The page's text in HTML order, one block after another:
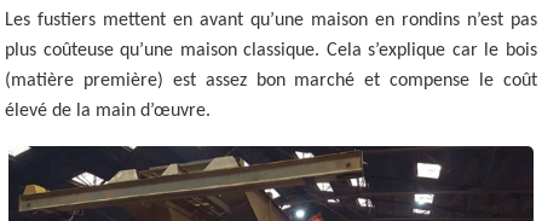
Les fustiers mettent en avant qu’une maison en rondins n’est pas
plus coûteuse qu’une maison classique. Cela s’explique car le bois
(matière première) est assez bon marché et compense le coût
élevé de la main d’œuvre.